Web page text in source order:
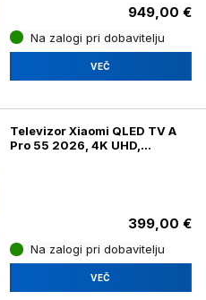
949,00 €
Na zalogi pri dobavitelju
VEČ
Televizor Xiaomi QLED TV A
Pro 55 2026, 4K UHD,
399,00 €
Na zalogi pri dobavitelju
VEČ